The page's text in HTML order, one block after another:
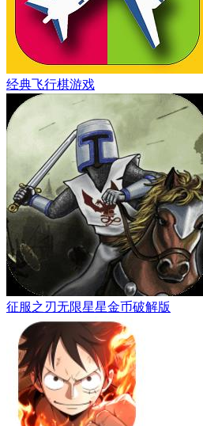
经典飞行棋游戏
征服之刃无限星星金币破解版